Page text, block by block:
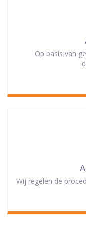
Op basis van
Wij regelen de